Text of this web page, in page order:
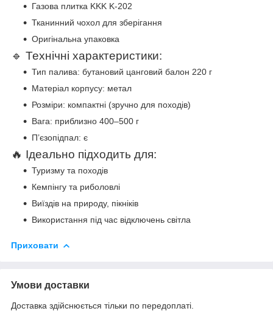
Газова плитка KKK K-202
Тканинний чохол для зберігання
Оригінальна упаковка
🔹 Технічні характеристики:
Тип палива: бутановий цанговий балон 220 г
Матеріал корпусу: метал
Розміри: компактні (зручно для походів)
Вага: приблизно 400–500 г
П’єзопідпал: є
🔥 Ідеально підходить для:
Туризму та походів
Кемпінгу та риболовлі
Виїздів на природу, пікніків
Використання під час відключень світла
Приховати
Умови доставки
Доставка здійснюється тільки по передоплаті.